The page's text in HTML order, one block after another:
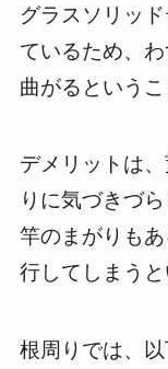
グラスソリッ
ているため、
曲がるというこ
デメリットは
りに気づきづ
竿のまがりも
行してしまうと
根周りでは、